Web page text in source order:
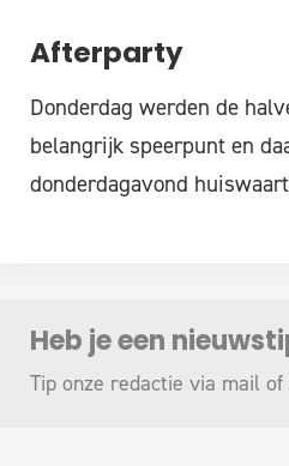
Afterparty
Donderdag werden de
belangrijk speerpunt en
donderdagavond
Heb je een
Tip onze redactie via mail